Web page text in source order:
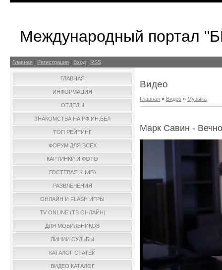
Международный портал
Главная | Регистрация | Вход | RSS
ГЛАВНАЯ
ИНФОРМАЦИЯ
ОТДЕЛЫ
ЗНАКОМСТВА НА РФ.ИН.БЕЛ
ТОП РЕЙТИНГ
ФОРУМ ДЛЯ ВСЕХ
КАРТИНКИ И ФОТО
ГОСТЕВАЯ КНИГА
РАЗВЛЕЧЕНИЯ
ОНЛАЙН И FLASH ИГРЫ
TV ONLINE (ТВ ОНЛАЙН)
ДЛЯ МОБИЛЬНИКОВ
ЛИНИИ СУДЬБЫ
КАТАЛОГ СТАТЕЙ
ВИДЕО КАТАЛОГ
Видео
Главная » Видео » Музыка
Марк Савин -